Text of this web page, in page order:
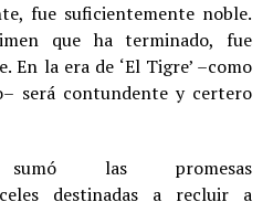
fue suficientemente noble.
que ha terminado, fue
En la era de ‘El Tigre’ –como
será contundente y certero
las promesas
destinadas a recluir a